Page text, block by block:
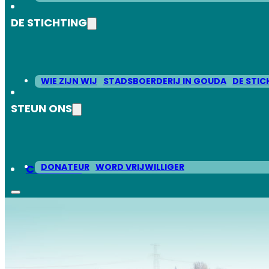
DE STICHTING
WIE ZIJN WIJ STADSBOERDERIJ IN GOUDA DE
STEUN ONS
DONATEUR WORD VRIJWILLIGER
CONTACT